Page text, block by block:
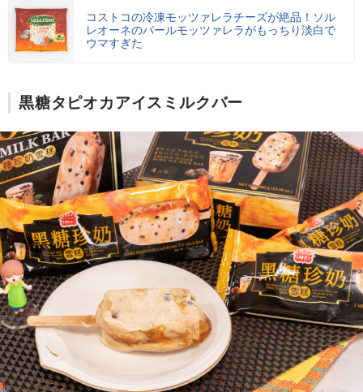
コストコの冷凍モッツァレラチーズが絶品！ソル
レオーネのパールモッツァレラがもっちり淡白で
ウマすぎた
黒糖タピオカアイスミルクバー